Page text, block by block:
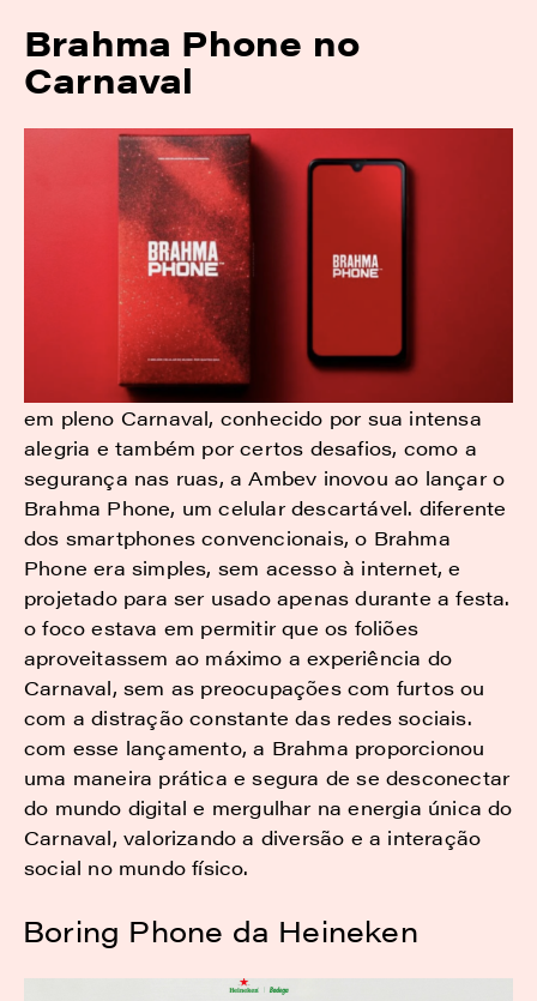
Brahma Phone no
Carnaval
em pleno Carnaval, conhecido por sua intensa
alegria e também por certos desafios, como a
segurança nas ruas, a Ambev inovou ao lançar o
Brahma Phone, um celular descartável. diferente
dos smartphones convencionais, o Brahma
Phone era simples, sem acesso à internet, e
projetado para ser usado apenas durante a festa.
o foco estava em permitir que os foliões
aproveitassem ao máximo a experiência do
Carnaval, sem as preocupações com furtos ou
com a distração constante das redes sociais.
com esse lançamento, a Brahma proporcionou
uma maneira prática e segura de se desconectar
do mundo digital e mergulhar na energia única do
Carnaval, valorizando a diversão e a interação
social no mundo físico.
Boring Phone da Heineken